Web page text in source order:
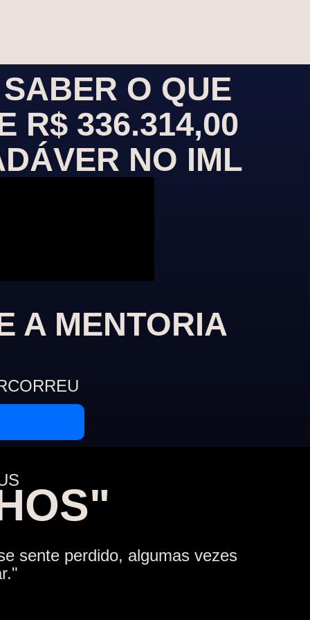
O QUE
R$ 336.314,00
NO IML
A MENTORIA
sente perdido, algumas vezes